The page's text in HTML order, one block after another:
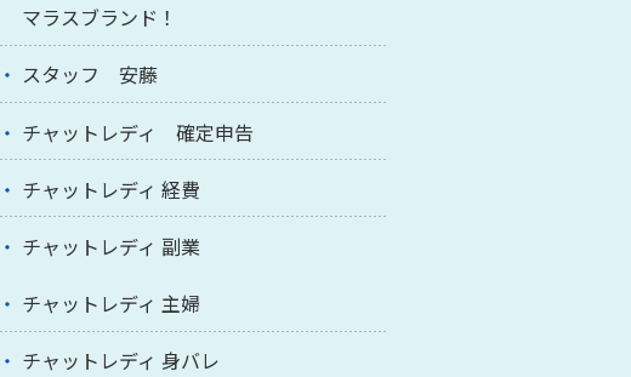
マラスブランド！
スタッフ 安藤
チャットレディ 確定申告
チャットレディ 経費
チャットレディ 副業
チャットレディ 主婦
チャットレディ 身バレ